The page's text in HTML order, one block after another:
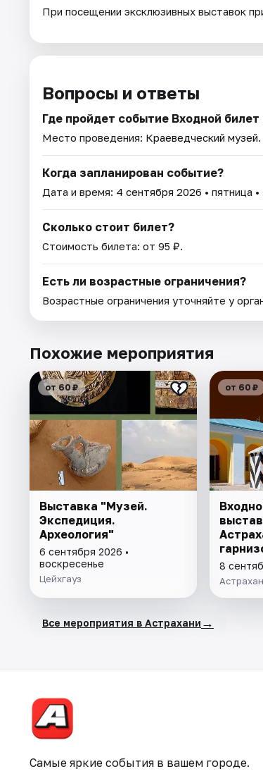
При посещении эксклюзивных выставок
Вопросы и ответы
Где пройдет событие Входной
Место проведения: Краеведческий музей
Когда запланирован событие?
Дата и время: 4 сентября 2026 • пятница
Сколько стоит билет?
Стоимость билета: от 95 ₽.
Есть ли возрастные ограничения?
Возрастные ограничения уточняйте у
Похожие мероприятия
от 60 ₽
Выставка "Музей.
Экспедиция.
Археология"
6 сентября 2026 •
воскресенье
Цейхгауз
от 60 ₽
8
Все мероприятия в Астрахани →
Самые яркие события в вашем городе.